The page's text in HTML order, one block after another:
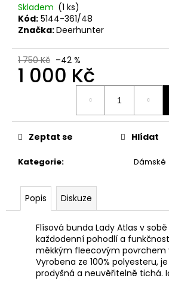
Skladem (1 ks)
Kód: 5144-361/48
Značka:Deerhunter
1 750 Kč –42 %
1 000 Kč
Kategorie: Dámské
Zeptat se Hlídat
Popis Diskuze
Flísová bunda Lady Atlas v
každodenní pohodlí a
měkkým fleecovým povrchem
Vyrobena ze 100% polyesteru,
prodyšná a neuvěřitelně tichá.
u
e
m
e
ZÁVĚR
300